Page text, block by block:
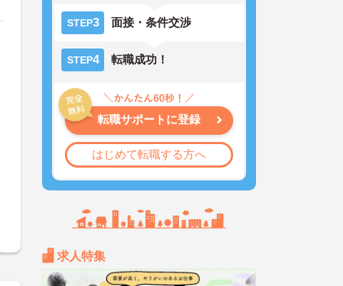
STEP3 面接・条件交渉
STEP4 転職成功！
転職サポートに登録
はじめて転職する方へ
求人特集